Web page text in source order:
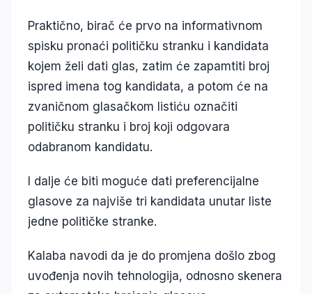
Praktično, birač će prvo na informativnom
spisku pronaći političku stranku i kandidata
kojem želi dati glas, zatim će zapamtiti broj
ispred imena tog kandidata, a potom će na
zvaničnom glasačkom listiću označiti
političku stranku i broj koji odgovara
odabranom kandidatu.
I dalje će biti moguće dati preferencijalne
glasove za najviše tri kandidata unutar liste
jedne političke stranke.
Kalaba navodi da je do promjena došlo zbog
uvođenja novih tehnologija, odnosno skenera